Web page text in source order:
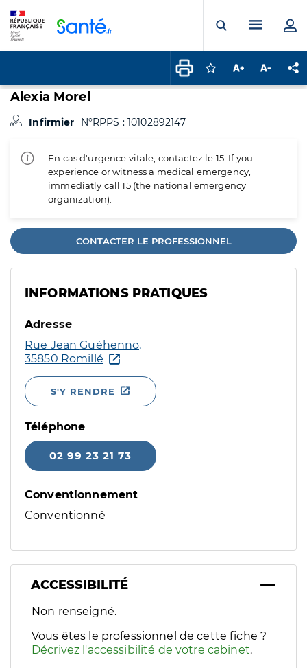
Ouvrir laMenu
Connectez-vous
Augmenter la
Alexia Morel
Infirmier N°RPPS : 10102892147
En cas d'urgence vitale, contactez le 15. If you
experience or witness a medical emergency,
immediatly call 15 (the national emergency
organization).
CONTACTER LE PROFESSIONNEL
INFORMATIONS PRATIQUES
Adresse
Rue Jean Guéhenno,
35850 Romillé
S'Y RENDRE
Téléphone
02 99 23 21 73
Conventionnement
Conventionné
ACCESSIBILITÉ
Filtres
Sélectionnez un ou plusieurs handicaps/besoins
Non renseigné.
Vous êtes le professionnel de cette fiche ?
Décrivez l'accessibilité de votre cabinet.